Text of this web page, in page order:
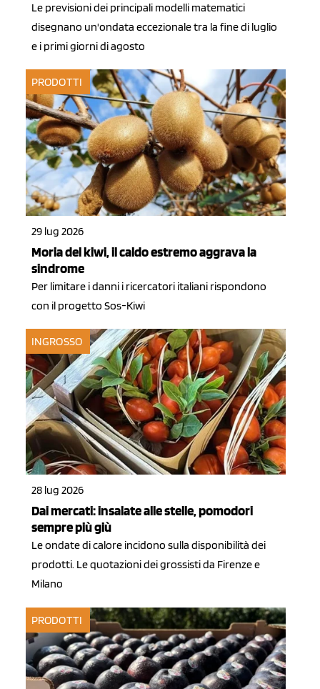
Le previsioni dei principali modelli matematici
disegnano un'ondata eccezionale tra la fine di luglio
e i primi giorni di agosto
PRODOTTI
29 lug 2026
Moria del kiwi, il caldo estremo aggrava la
sindrome
Per limitare i danni i ricercatori italiani rispondono
con il progetto Sos-Kiwi
INGROSSO
28 lug 2026
Dai mercati: insalate alle stelle, pomodori
sempre più giù
Le ondate di calore incidono sulla disponibilità dei
prodotti. Le quotazioni dei grossisti da Firenze e
Milano
PRODOTTI